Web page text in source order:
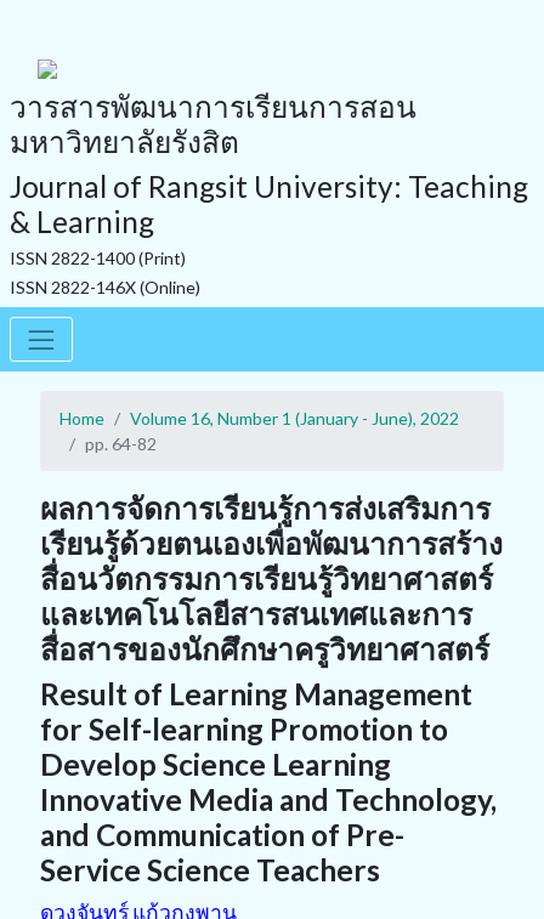
วารสารพัฒนาการเรียนการสอน
มหาวิทยาลัยรังสิต
Journal of Rangsit University: Teaching
& Learning
ISSN 2822-1400 (Print)
ISSN 2822-146X (Online)
Home
Volume 16, Number 1 (January - June), 2022
pp. 64-82
ผลการจัดการเรียนรู้การส่งเสริมการ
เรียนรู้ด้วยตนเองเพื่อพัฒนาการสร้าง
สื่อนวัตกรรมการเรียนรู้วิทยาศาสตร์
และเทคโนโลยีสารสนเทศและการ
สื่อสารของนักศึกษาครูวิทยาศาสตร์
Result of Learning Management
for Self-learning Promotion to
Develop Science Learning
Innovative Media and Technology,
and Communication of Pre-
Service Science Teachers
ดวงจันทร์ แก้วกงพาน